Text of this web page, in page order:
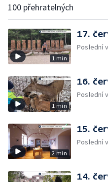
100 přehratelných
1 min
17.
Poslední
1 min
16.
Poslední
2 min
15.
Poslední
14.